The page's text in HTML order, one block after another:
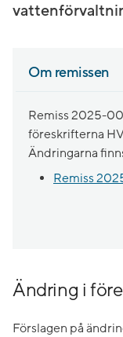
Om remissen
Remiss 2025-
föreskrifterna
Ändringarna
Remiss
Ändring i
Förslagen på